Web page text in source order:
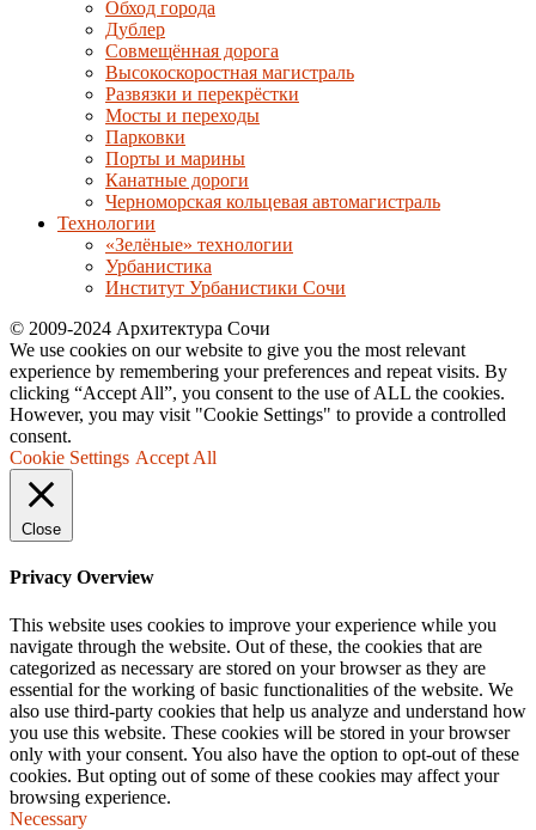
Обход города
Дублер
Совмещённая дорога
Высокоскоростная магистраль
Развязки и перекрёстки
Мосты и переходы
Парковки
Порты и марины
Канатные дороги
Черноморская кольцевая автомагистраль
Технологии
«Зелёные» технологии
Урбанистика
Институт Урбанистики Сочи
© 2009-2024 Архитектура Сочи
We use cookies on our website to give you the most relevant
experience by remembering your preferences and repeat visits. By
clicking “Accept All”, you consent to the use of ALL the cookies.
However, you may visit "Cookie Settings" to provide a controlled
consent.
Cookie Settings Accept All
Close
Privacy Overview
This website uses cookies to improve your experience while you
navigate through the website. Out of these, the cookies that are
categorized as necessary are stored on your browser as they are
essential for the working of basic functionalities of the website. We
also use third-party cookies that help us analyze and understand how
you use this website. These cookies will be stored in your browser
only with your consent. You also have the option to opt-out of these
cookies. But opting out of some of these cookies may affect your
browsing experience.
Necessary